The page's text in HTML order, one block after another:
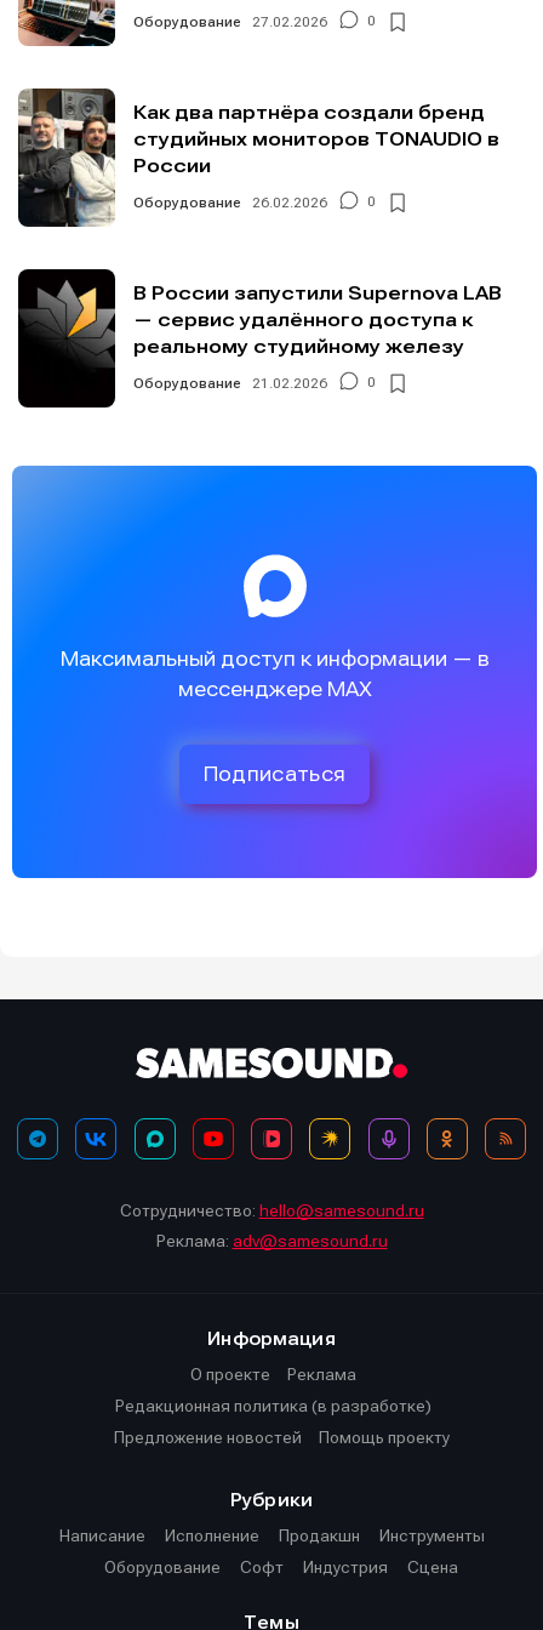
Оборудование 27.02.2026 0
Как два партнёра создали бренд
студийных мониторов TONAUDIO в
России
Оборудование 26.02.2026 0
В России запустили Supernova LAB
— сервис удалённого доступа к
реальному студийному железу
Оборудование 21.02.2026 0
Максимальный доступ к информации — в
мессенджере MAX
Подписаться
Сотрудничество: hello@samesound.ru
Реклама: adv@samesound.ru
Информация
О проекте
Реклама
Редакционная политика (в разработке)
Предложение новостей
Помощь проекту
Рубрики
Написание
Исполнение Продакшн
Инструменты
Оборудование
Софт Индустрия Сцена
Темы